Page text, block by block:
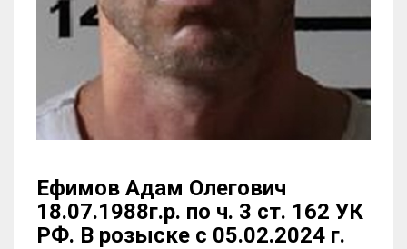
Ефимов Адам Олегович
18.07.1988г.р. по ч. 3 ст. 162 УК
РФ. В розыске с 05.02.2024 г.